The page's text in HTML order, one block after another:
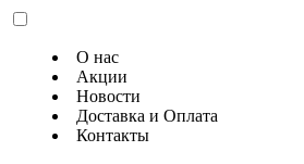
О нас
Акции
Новости
Доставка и Оплата
Контакты